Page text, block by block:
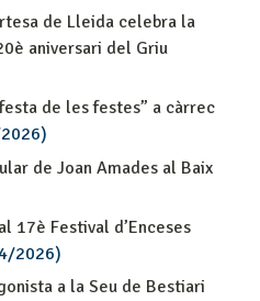
de Lleida celebra la
aniversari del Griu
de les festes” a càrrec
de Joan Amades al Baix
17è Festival d’Enceses
2026)
a la Seu de Bestiari